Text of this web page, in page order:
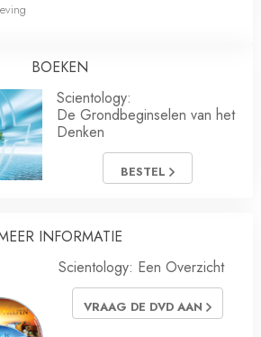
BOEKEN
Scientology:
De Grondbeginselen van het
Denken
BESTEL
INFORMATIE
Scientology: Een Overzicht
VRAAG DE DVD AAN